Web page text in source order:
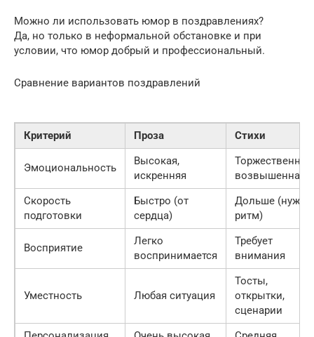
Можно ли использовать юмор в поздравлениях?
Да, но только в неформальной обстановке и при
условии, что юмор добрый и профессиональный.
Сравнение вариантов поздравлений
Критерий Проза Стихи
Эмоциональность
Высокая,
искренняя
Торжественная,
возвышенная
Скорость
подготовки
Быстро (от
сердца)
Дольше (нужен
ритм)
Восприятие
Легко
воспринимается
Требует
внимания
Уместность Любая ситуация
Тосты,
открытки,
сценарии